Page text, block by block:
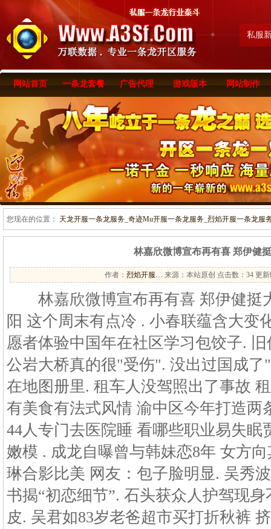
私服
网站首页 一条龙套餐 广告代理 游戏版本 网站制作
您现在的位置： 天龙开服一条龙服务_奇迹Mu开服一条龙服务_烈焰开服一条龙服
林嘉欣微博宣布再有喜 郑伊健
作者： 烈焰开服… 来源：本站原创 点击数： 34 更新
林嘉欣微博宣布再有喜 郑伊健挺
阳 这个周末有点冷 . 小春联蕴含大变
愿者体验中国年在社区学习包饺子.
公岩大桥真的很"受伤". 没出过国成
在地图册里. 租车人没驾照出了事故
有美食有法式风情 渝中区今年打造两
44人专门去医院睡 看哪些职业易失眠
嫩模 . 成龙自曝曾与韩妹恋8年 女方
琳合影比美 网友：包子脸明显. 吴秀
书揭“初恋细节”. 石头获众人护驾现
皮. 吴君如83岁老爸超市买打折秋裤